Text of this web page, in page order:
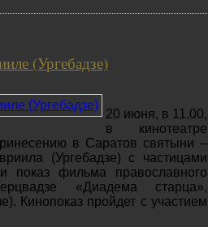
(Ургебадзе)
20 июня, в 11.00,
в кинотеатре
в Саратов святыни –
(Ургебадзе) с частицами
показ фильма православного
«Диадема старца»,
Кинопоказ пройдет с участием